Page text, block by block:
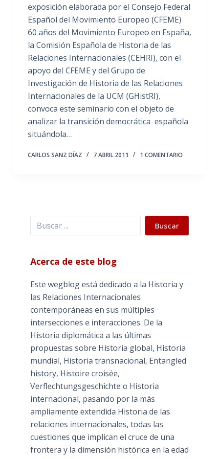
exposición elaborada por el Consejo Federal
Español del Movimiento Europeo (CFEME)
60 años del Movimiento Europeo en España,
la Comisión Española de Historia de las
Relaciones Internacionales (CEHRI), con el
apoyo del CFEME y del Grupo de
Investigación de Historia de las Relaciones
Internacionales de la UCM (GHistRI),
convoca este seminario con el objeto de
analizar la transición democrática española
situándola…
CARLOS SANZ DÍAZ 7 ABRIL 2011 1 COMENTARIO
Buscar Buscar
Acerca de este blog
Este wegblog está dedicado a la Historia y
las Relaciones Internacionales
contemporáneas en sus múltiples
intersecciones e interacciones. De la
Historia diplomática a las últimas
propuestas sobre Historia global, Historia
mundial, Historia transnacional, Entangled
history, Histoire croisée,
Verflechtungsgeschichte o Historia
internacional, pasando por la más
ampliamente extendida Historia de las
relaciones internacionales, todas las
cuestiones que implican el cruce de una
frontera y la dimensión histórica en la edad